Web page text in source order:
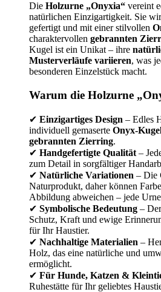
Die Holzurne „Onyxia“ vereint
natürlichen Einzigartigkeit. Sie
gefertigt und mit einer stilvollen
charaktervollen gebrannten
Kugel ist ein Unikat – ihre
Musterverläufe variieren, was
besonderen Einzelstück macht.
Warum die Holzurne
✔ Einzigartiges Design – Edles
individuell gemaserte Onyx-
gebrannten Zierring.
✔ Handgefertigte Qualität –
zum Detail in sorgfältiger
✔ Natürliche Variationen – Die
Naturprodukt, daher können
Abbildung abweichen – jede
✔ Symbolische Bedeutung –
Schutz, Kraft und ewige
für Ihr Haustier.
✔ Nachhaltige Materialien –
Holz, das eine natürliche und
ermöglicht.
✔ Für Hunde, Katzen &
Ruhestätte für Ihr geliebtes